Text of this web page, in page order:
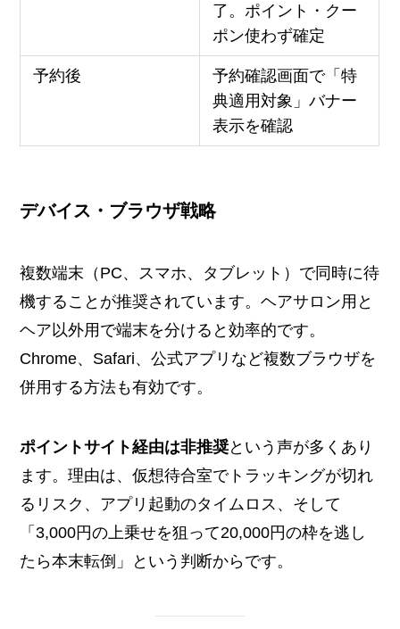
了。ポイント・クー
ポン使わず確定
予約後
予約確認画面で「特
典適用対象」バナー
表示を確認
デバイス・ブラウザ戦略
複数端末（PC、スマホ、タブレット）で同時に待
機することが推奨されています。ヘアサロン用と
ヘア以外用で端末を分けると効率的です。
Chrome、Safari、公式アプリなど複数ブラウザを
併用する方法も有効です。
ポイントサイト経由は非推奨という声が多くあり
ます。理由は、仮想待合室でトラッキングが切れ
るリスク、アプリ起動のタイムロス、そして
「3,000円の上乗せを狙って20,000円の枠を逃し
たら本末転倒」という判断からです。